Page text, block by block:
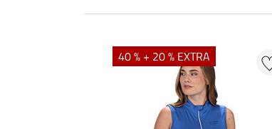
40 % + 20 % EXTRA